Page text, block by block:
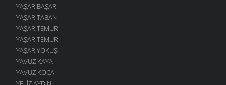
YAŞAR BAŞAR
YAŞAR TABAN
YAŞAR TEMUR
YAŞAR TEMUR
YAŞAR YOKUŞ
YAVUZ KAYA
YAVUZ KOCA